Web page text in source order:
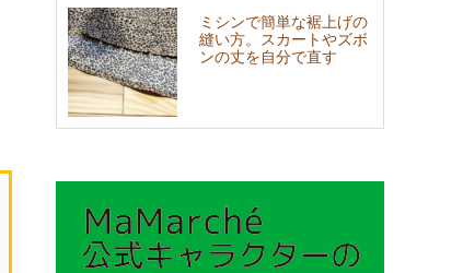
ミシンで簡単な裾上げの
縫い方。スカートやズボ
ンの丈を自分で直す